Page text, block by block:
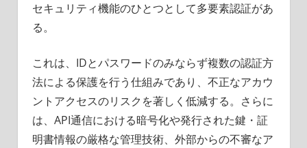
セキュリティ機能のひとつとして多要素認証があ
る。
これは、IDとパスワードのみならず複数の認証方
法による保護を行う仕組みであり、不正なアカウ
ントアクセスのリスクを著しく低減する。さらに
は、API通信における暗号化や発行された鍵・証
明書情報の厳格な管理技術、外部からの不審なア